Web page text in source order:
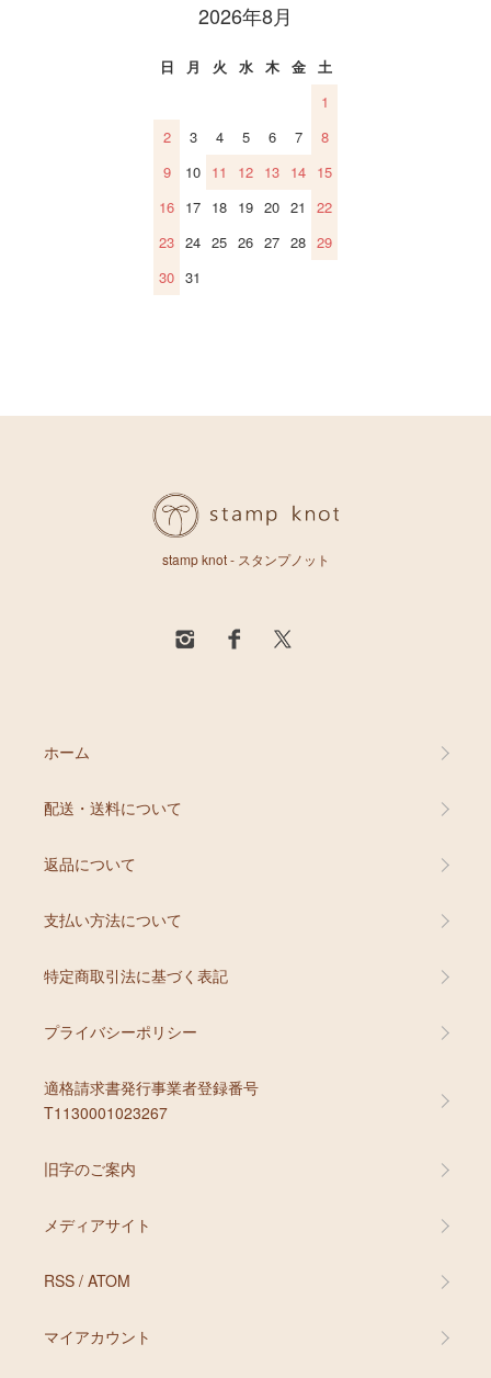
2026年8月
日 月 火 水 木 金
土
1
2
3 4 5 6 7
8
9
10 11 12 13 14 15
16 17 18 19 20 21
22
23 24 25 26 27 28 29
30 31
stamp knot - スタンプノット
ホーム
配送・送料について
返品について
支払い方法について
特定商取引法に基づく表記
プライバシーポリシー
適格請求書発行事業者登録番号
T1130001023267
旧字のご案内
メディアサイト
RSS / ATOM
マイアカウント